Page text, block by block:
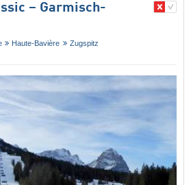
– Garmisch-
Haute-Bavière
Zugspitz